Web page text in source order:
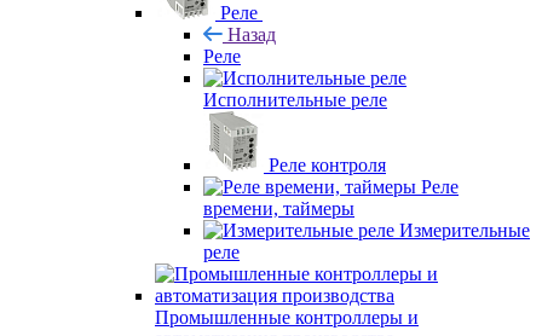
Реле
Назад
Реле
Исполнительные реле
Реле контроля
Реле
времени, таймеры
Измерительные
реле
Промышленные контроллеры и